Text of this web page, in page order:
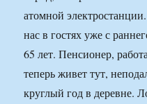
атомной
нас в гостях уже с
65 лет. Пенсионер,
теперь живет тут,
круглый год в деревне.